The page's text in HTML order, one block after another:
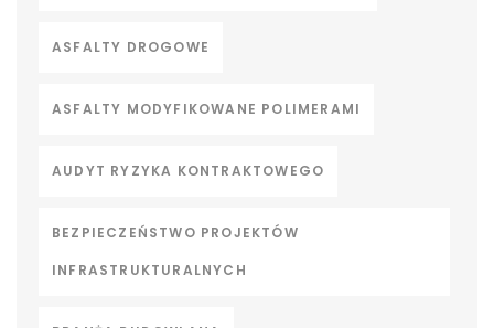
ASFALTY DROGOWE
ASFALTY MODYFIKOWANE POLIMERAMI
AUDYT RYZYKA KONTRAKTOWEGO
BEZPIECZEŃSTWO PROJEKTÓW
INFRASTRUKTURALNYCH